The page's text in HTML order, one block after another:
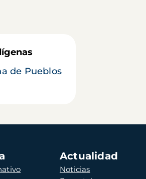
de Pueblos
Actualidad
Noticias